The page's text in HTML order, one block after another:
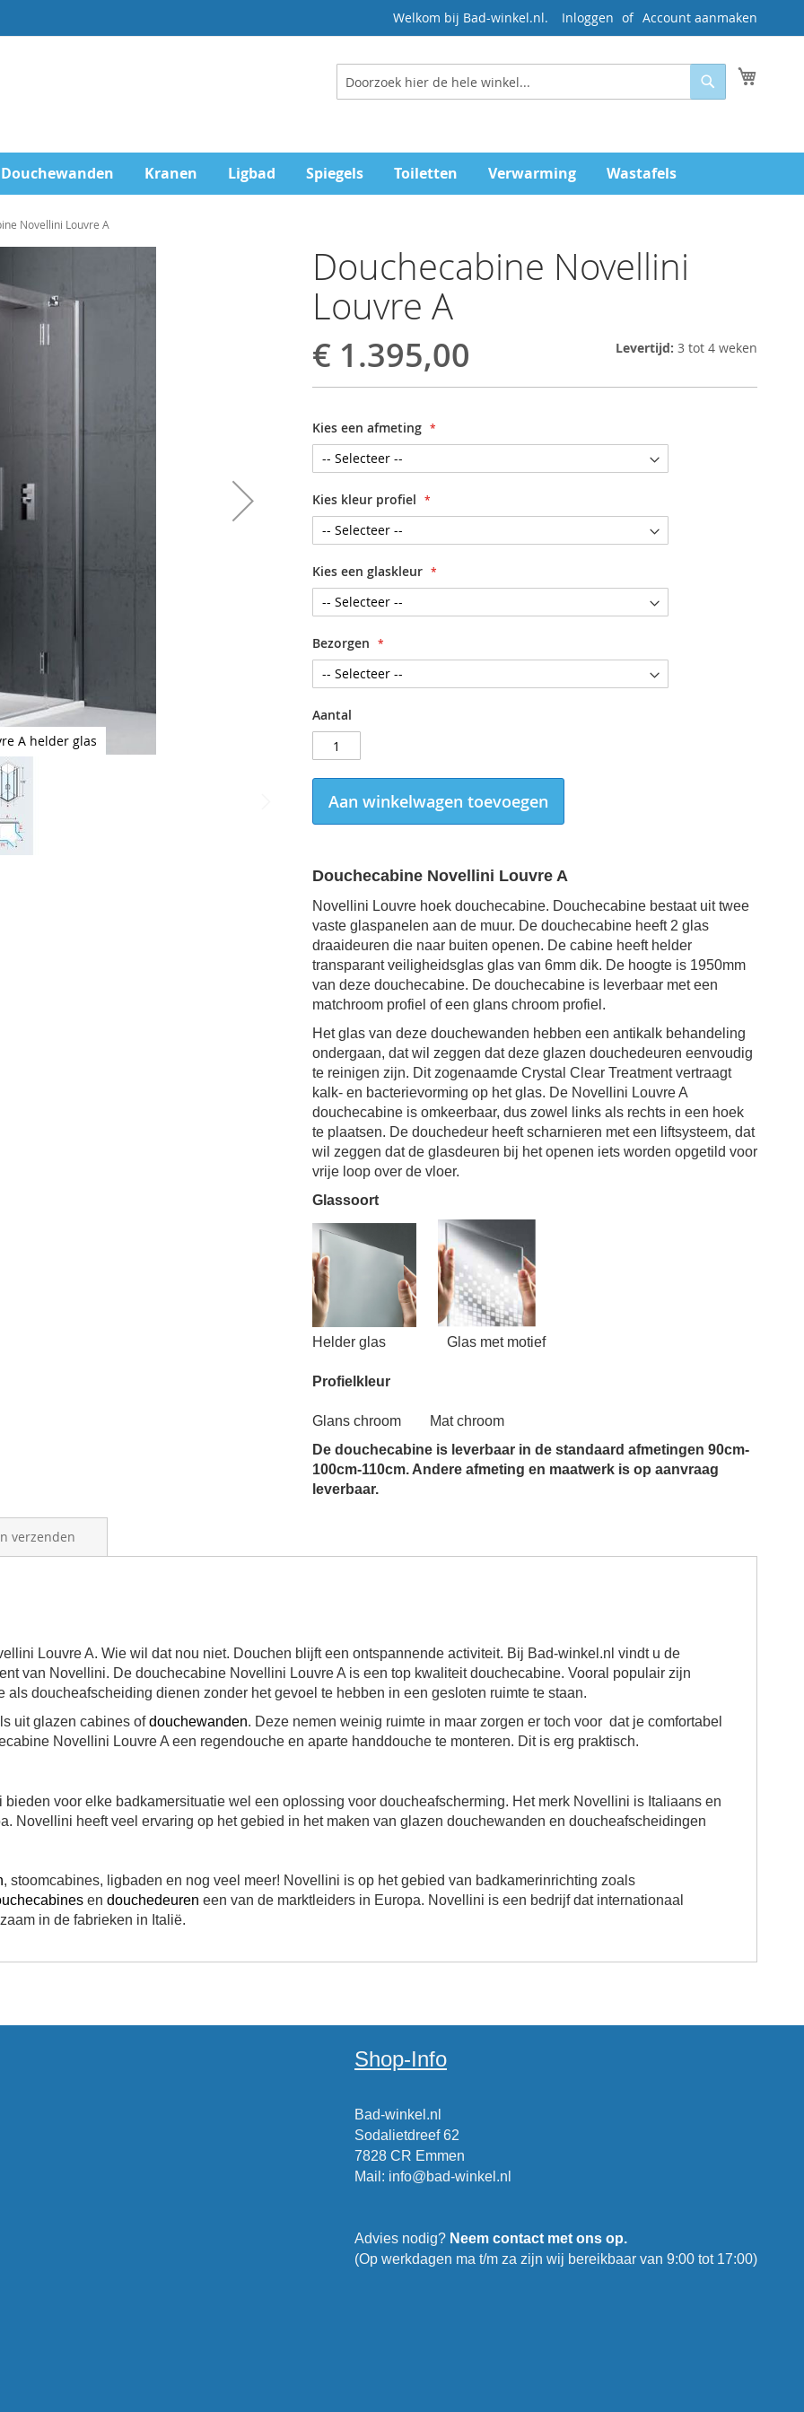
Welkom bij Bad-winkel.nl. Inloggen Account aanmaken
Zoeken
Zoeken
Douchewanden Kranen Ligbad Spiegels Toiletten Verwarming Wastafels
Novellini Louvre A
Douchecabine Novellini
Louvre A
€ 1.395,00 Levertijd: 3 tot 4 weken
Kies een afmeting
Kies kleur profiel
Kies een glaskleur
Bezorgen
Aantal
Aan winkelwagen toevoegen
Douchecabine Novellini Louvre A
Novellini Louvre hoek douchecabine. Douchecabine bestaat uit twee
vaste glaspanelen aan de muur. De douchecabine heeft 2 glas
draaideuren die naar buiten openen. De cabine heeft helder
transparant veiligheidsglas glas van 6mm dik. De hoogte is 1950mm
van deze douchecabine. De douchecabine is leverbaar met een
matchroom profiel of een glans chroom profiel.
Het glas van deze douchewanden hebben een antikalk behandeling
ondergaan, dat wil zeggen dat deze glazen douchedeuren eenvoudig
te reinigen zijn. Dit zogenaamde Crystal Clear Treatment vertraagt
kalk- en bacterievorming op het glas. De Novellini Louvre A
douchecabine is omkeerbaar, dus zowel links als rechts in een hoek
te plaatsen. De douchedeur heeft scharnieren met een liftsysteem, dat
wil zeggen dat de glasdeuren bij het openen iets worden opgetild voor
vrije loop over de vloer.
Glassoort
Helder glas Glas met motief
Profielkleur
Glans chroom Mat chroom
De douchecabine is leverbaar in de standaard afmetingen 90cm-
100cm-110cm. Andere afmeting en maatwerk is op aanvraag
leverbaar.
A helder glas
Louvre A. Wie wil dat nou niet. Douchen blijft een ontspannende activiteit. Bij Bad-winkel.nl vindt u de
van Novellini. De douchecabine Novellini Louvre A is een top kwaliteit douchecabine. Vooral populair zijn
als doucheafscheiding dienen zonder het gevoel te hebben in een gesloten ruimte te staan.
uit glazen cabines ofdouchewanden. Deze nemen weinig ruimte in maar zorgen er toch voor dat je comfortabel
Novellini Louvre A een regendouche en aparte handdouche te monteren. Dit is erg praktisch.
bieden voor elke badkamersituatie wel een oplossing voor doucheafscherming. Het merk Novellini is Italiaans en
Novellini heeft veel ervaring op het gebied in het maken van glazen douchewanden en doucheafscheidingen
, stoomcabines, ligbaden en nog veel meer! Novellini is op het gebied van badkamerinrichting zoals
en douchedeuren een van de marktleiders in Europa. Novellini is een bedrijf dat internationaal
in de fabrieken in Italië.
verzenden
Shop-Info
Bad-winkel.nl
Sodalietdreef 62
7828 CR Emmen
Mail : info@bad-winkel.nl
Advies nodig? Neem contact met ons op.
(Op werkdagen ma t/m za zijn wij bereikbaar van 9:00 tot 17:00)